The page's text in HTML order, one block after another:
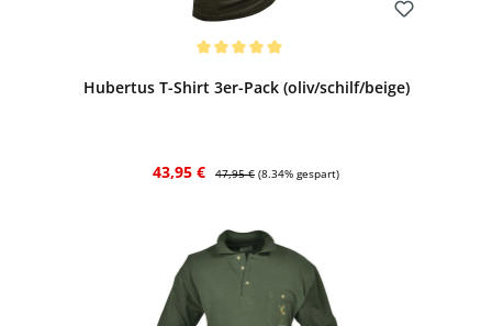
Hubertus T-Shirt 3er-Pack (oliv/schilf/beige)
Verkaufspreis:
43,95 € Regulärer Preis:
47,95 € (8.34% gespart)